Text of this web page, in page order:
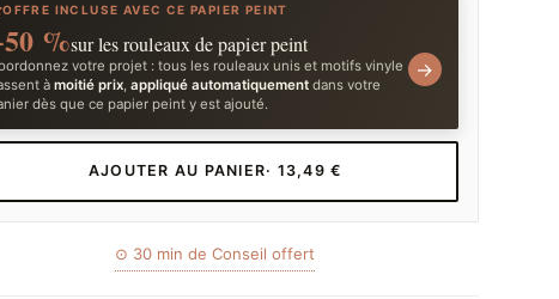
OFFRE INCLUSE AVEC CE PAPIER PEINT
%sur les rouleaux de papier peint
votre projet : tous les rouleaux unis et motifs vinyle
àmoitié prix ,appliqué automatiquement dans votre
dès que ce papier peint y est ajouté.
→
AJOUTER AU PANIER· 13,49 €
⊙ 30 min de Conseil offert